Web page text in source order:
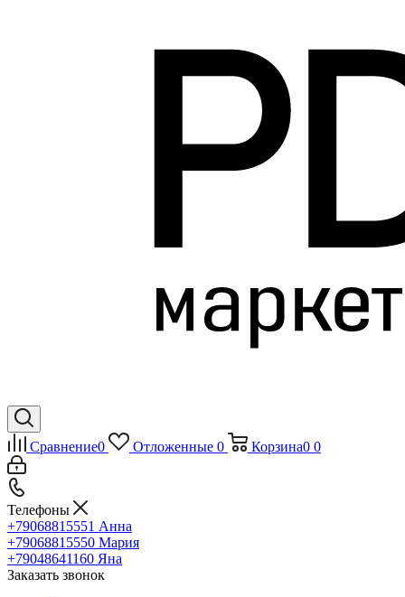
Сравнение0 Отложенные 0 Корзина0 0
Телефоны
+79068815551 Анна
+79068815550 Мария
+79048641160 Яна
Заказать звонок